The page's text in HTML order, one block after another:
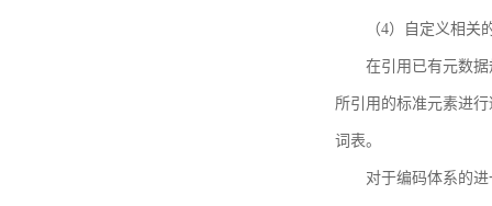
（4）自定义相关
在引用已有元数
所引用的标准元素进
词表。
对于编码体系的